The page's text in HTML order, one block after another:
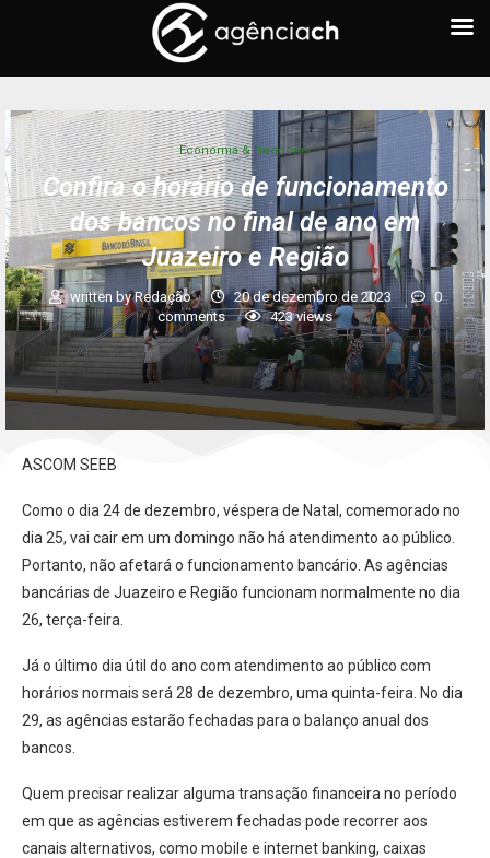
Economia & Negócios
Confira o horário de funcionamento
dos bancos no final de ano em
Juazeiro e Região
written byRedação 20 de dezembro de 2023
0
comments
423views
ASCOM SEEB
Como o dia 24 de dezembro, véspera de Natal, comemorado no
dia 25, vai cair em um domingo não há atendimento ao público.
Portanto, não afetará o funcionamento bancário. As agências
bancárias de Juazeiro e Região funcionam normalmente no dia
26, terça-feira.
Já o último dia útil do ano com atendimento ao público com
horários normais será 28 de dezembro, uma quinta-feira. No dia
29, as agências estarão fechadas para o balanço anual dos
bancos.
Quem precisar realizar alguma transação financeira no período
em que as agências estiverem fechadas pode recorrer aos
canais alternativos, como mobile e internet banking, caixas